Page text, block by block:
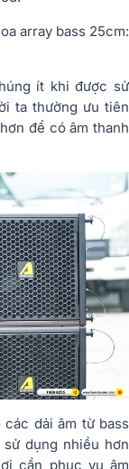
array bass 25cm:
ít khi được sử
ta thường ưu tiên
để có âm thanh
dải âm từ bass
dụng nhiều hơn
cần phục vụ âm